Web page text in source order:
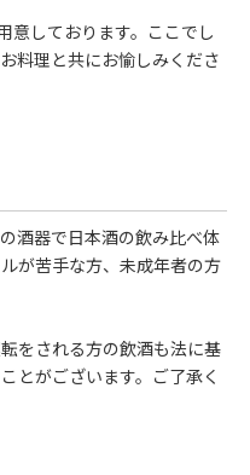
意しております。ここでし
料理と共にお愉しみくださ
酒器で日本酒の飲み比べ体
が苦手な方、未成年者の方
をされる方の飲酒も法に基
とがございます。ご了承く